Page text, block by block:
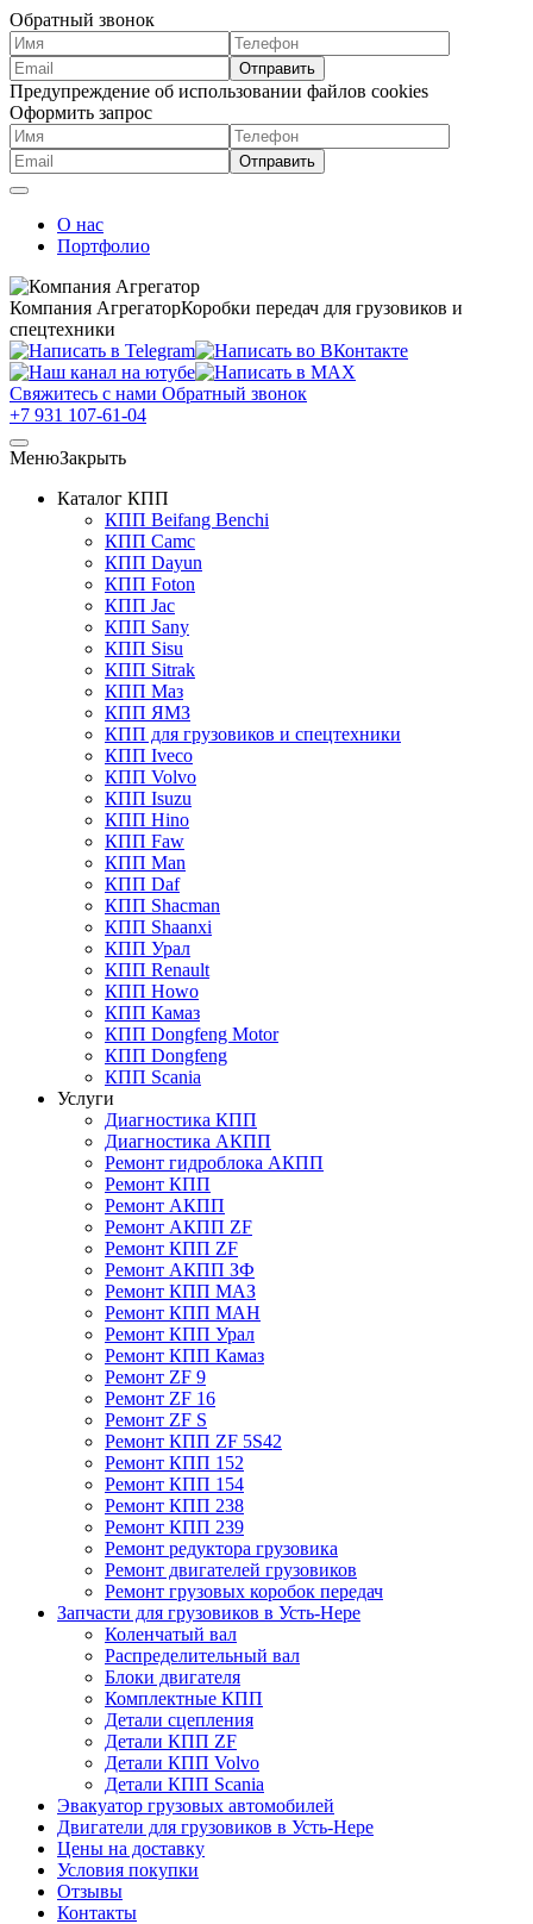
Обратный звонок
Предупреждение об использовании файлов cookies
Оформить запрос
О нас
Портфолио
Компания АгрегаторКоробки передач для грузовиков и
спецтехники
Свяжитесь с нами Обратный звонок
+7 931 107-61-04
МенюЗакрыть
Каталог КПП
КПП Beifang Benchi
КПП Camc
КПП Dayun
КПП Foton
КПП Jac
КПП Sany
КПП Sisu
КПП Sitrak
КПП Маз
КПП ЯМЗ
КПП для грузовиков и спецтехники
КПП Iveco
КПП Volvo
КПП Isuzu
КПП Hino
КПП Faw
КПП Man
КПП Daf
КПП Shacman
КПП Shaanxi
КПП Урал
КПП Renault
КПП Howo
КПП Камаз
КПП Dongfeng Motor
КПП Dongfeng
КПП Scania
Услуги
Диагностика КПП
Диагностика АКПП
Ремонт гидроблока АКПП
Ремонт КПП
Ремонт АКПП
Ремонт АКПП ZF
Ремонт КПП ZF
Ремонт АКПП ЗФ
Ремонт КПП МАЗ
Ремонт КПП МАН
Ремонт КПП Урал
Ремонт КПП Камаз
Ремонт ZF 9
Ремонт ZF 16
Ремонт ZF S
Ремонт КПП ZF 5S42
Ремонт КПП 152
Ремонт КПП 154
Ремонт КПП 238
Ремонт КПП 239
Ремонт редуктора грузовика
Ремонт двигателей грузовиков
Ремонт грузовых коробок передач
Запчасти для грузовиков в Усть-Нере
Коленчатый вал
Распределительный вал
Блоки двигателя
Комплектные КПП
Детали сцепления
Детали КПП ZF
Детали КПП Volvo
Детали КПП Scania
Эвакуатор грузовых автомобилей
Двигатели для грузовиков в Усть-Нере
Цены на доставку
Условия покупки
Отзывы
Контакты